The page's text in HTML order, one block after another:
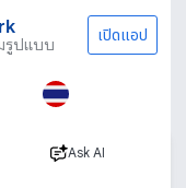
รูปแบบ เปิดแอป
Ask AI
ก ราคาถูก